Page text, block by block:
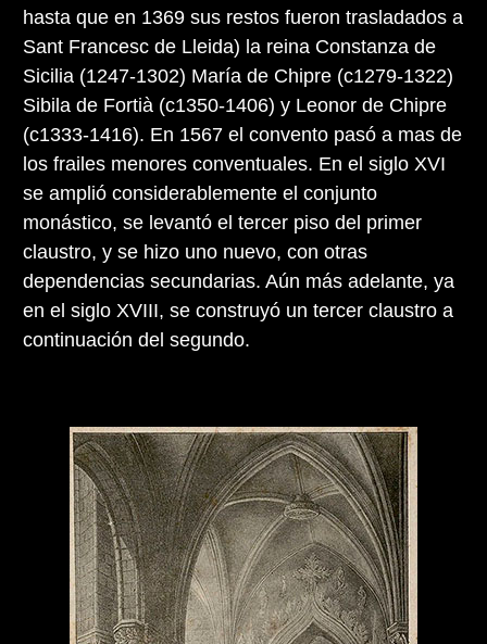
hasta que en 1369 sus restos fueron trasladados a
Sant Francesc de Lleida) la reina Constanza de
Sicilia (1247-1302) María de Chipre (c1279-1322)
Sibila de Fortià (c1350-1406) y Leonor de Chipre
(c1333-1416). En 1567 el convento pasó a mas de
los frailes menores conventuales. En el siglo XVI
se amplió considerablemente el conjunto
monástico, se levantó el tercer piso del primer
claustro, y se hizo uno nuevo, con otras
dependencias secundarias. Aún más adelante, ya
en el siglo XVIII, se construyó un tercer claustro a
continuación del segundo.